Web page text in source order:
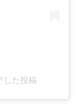
した投稿